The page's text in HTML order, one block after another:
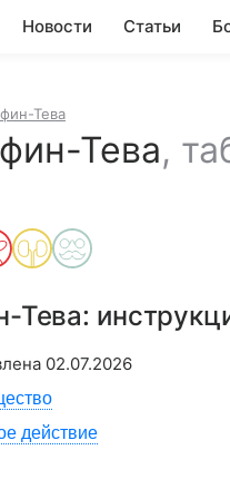
Новости Статьи
Тева
Тева,
Тева:
02.07.2026
действие